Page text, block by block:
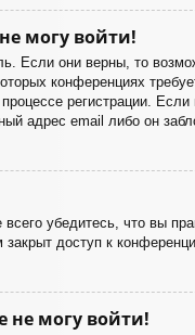
могу войти!
Если они верны, то
конференциях
регистрации.
адрес email либо он
убедитесь, что вы
доступ к
не могу войти!